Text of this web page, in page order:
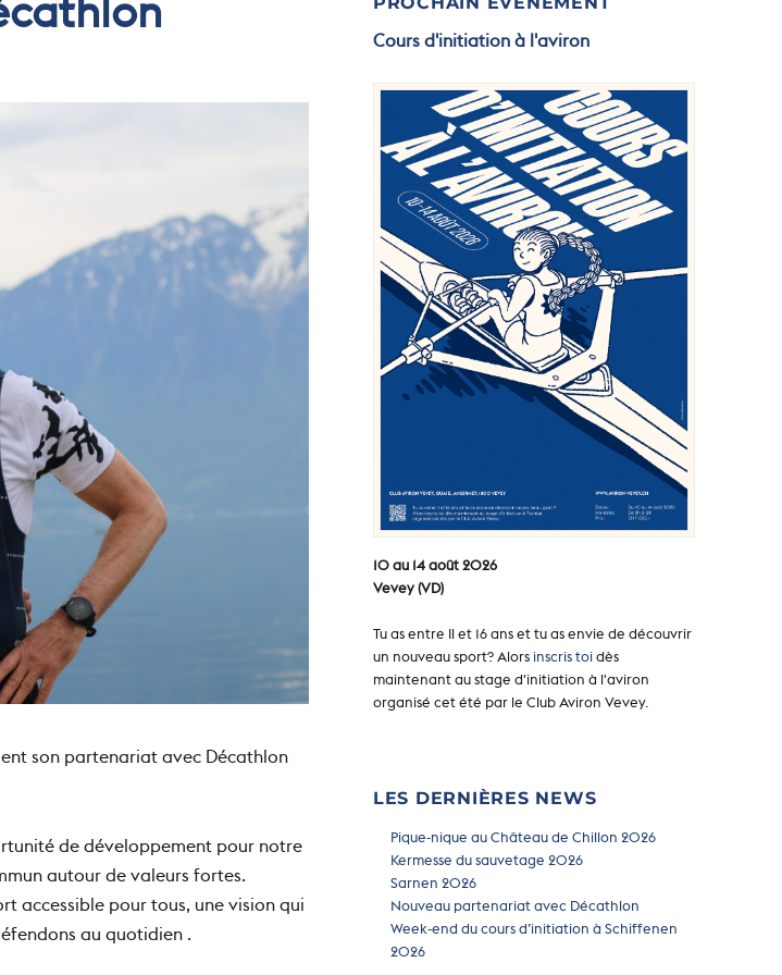
son partenariat avec Décathlon
de développement pour notre
autour de valeurs fortes.
accessible pour tous, une vision qui
au quotidien .
Cours d'initiation à l'aviron
10 au 14 août 2026
Vevey (VD)
Tu as entre Il et 16 ans et tu as envie de découvrir
un nouveau sport? Alorsinscris toidès
maintenant au stage d'initiation à l'aviron
organisé cet été par le Club Aviron Vevey.
LES DERNIÈRES NEWS
Pique-nique au Château de Chillon 2026
Kermesse du sauvetage 2026
Sarnen 2026
Nouveau partenariat avec Décathlon
Week-end du cours d’initiation à Schiffenen
2026